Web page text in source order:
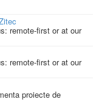
remote-first or at our
remote-first or at our
proiecte de